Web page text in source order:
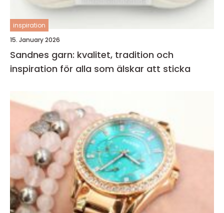
inspiration
15. January 2026
Sandnes garn: kvalitet, tradition och
inspiration för alla som älskar att sticka